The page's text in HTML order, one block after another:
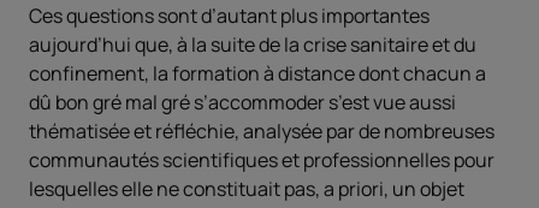
Ces questions sont d’autant plus importantes
aujourd’hui que, à la suite de la crise sanitaire et du
confinement, la formation à distance dont chacun a
dû bon gré mal gré s’accommoder s’est vue aussi
thématisée et réfléchie, analysée par de nombreuses
communautés scientifiques et professionnelles pour
lesquelles elle ne constituait pas, a priori, un objet